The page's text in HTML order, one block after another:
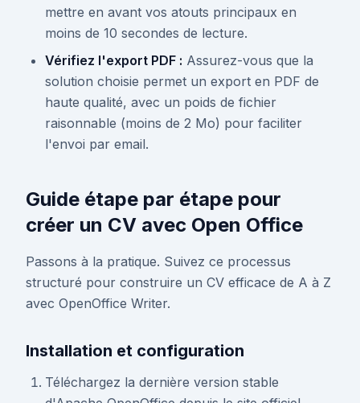
mettre en avant vos atouts principaux en
moins de 10 secondes de lecture.
Vérifiez l'export PDF : Assurez-vous que la
solution choisie permet un export en PDF de
haute qualité, avec un poids de fichier
raisonnable (moins de 2 Mo) pour faciliter
l'envoi par email.
Guide étape par étape pour
créer un CV avec Open Office
Passons à la pratique. Suivez ce processus
structuré pour construire un CV efficace de A à Z
avec OpenOffice Writer.
Installation et configuration
Téléchargez la dernière version stable